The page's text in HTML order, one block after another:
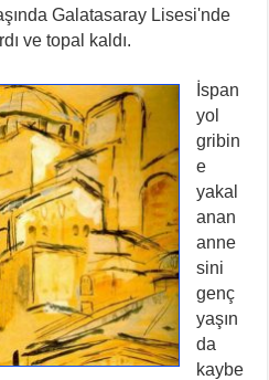
Galatasaray Lisesi'nde
ve topal kaldı.
İspan
yol
gribin
e
yakal
anan
anne
sini
genç
yaşın
da
kaybe